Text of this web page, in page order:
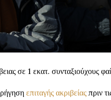
σε 1 εκατ. συνταξιούχους
επιταγής ακριβείας πριν